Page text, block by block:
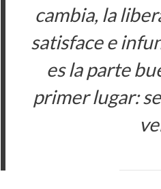
cambia, la
satisface e
es la parte
primer lugar: